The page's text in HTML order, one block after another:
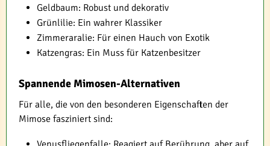
Geldbaum: Robust und dekorativ
Grünlilie: Ein wahrer Klassiker
Zimmeraralie: Für einen Hauch von Exotik
Katzengras: Ein Muss für Katzenbesitzer
Spannende Mimosen-Alternativen
Für alle, die von den besonderen Eigenschaften der
Mimose fasziniert sind: